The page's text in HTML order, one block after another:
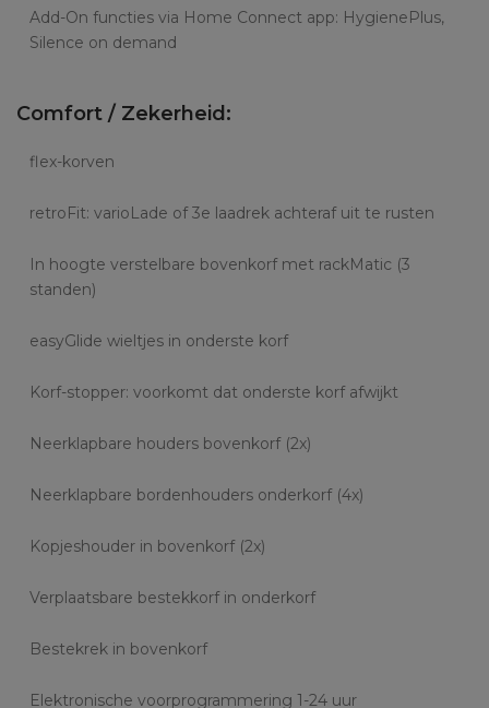
Add-On functies via Home Connect app: HygienePlus,
Silence on demand
Comfort / Zekerheid:
flex-korven
retroFit: varioLade of 3e laadrek achteraf uit te rusten
In hoogte verstelbare bovenkorf met rackMatic (3
standen)
easyGlide wieltjes in onderste korf
Korf-stopper: voorkomt dat onderste korf afwijkt
Neerklapbare houders bovenkorf (2x)
Neerklapbare bordenhouders onderkorf (4x)
Kopjeshouder in bovenkorf (2x)
Verplaatsbare bestekkorf in onderkorf
Bestekrek in bovenkorf
Elektronische voorprogrammering 1-24 uur